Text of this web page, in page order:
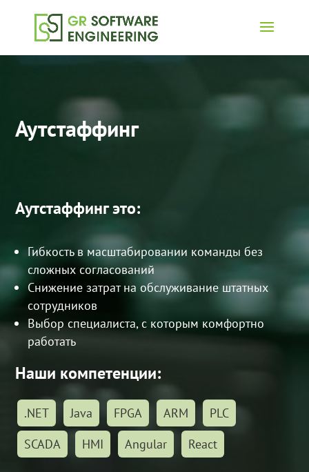
Аутстаффинг
Аутстаффинг это:
Гибкость в масштабировании команды без
сложных согласований
Снижение затрат на обслуживание штатных
сотрудников
Выбор специалиста, с которым комфортно
работать
Наши компетенции:
.NET Java FPGA ARM
PLC
SCADA
HMI Angular React